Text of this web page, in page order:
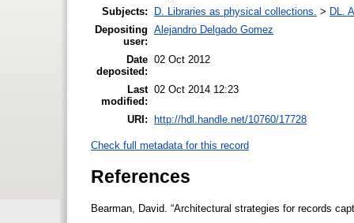
Subjects:
D. Libraries as physical collections. > DL.
Depositing
user:
Alejandro Delgado Gomez
Date
deposited:
02 Oct 2012
Last
modified:
02 Oct 2014 12:23
URI: http://hdl.handle.net/10760/17728
Check full metadata for this record
References
Bearman, David. “Architectural strategies for records